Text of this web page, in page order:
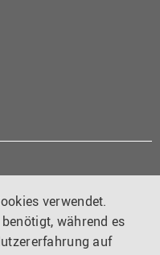
verwendet.
während es
auf